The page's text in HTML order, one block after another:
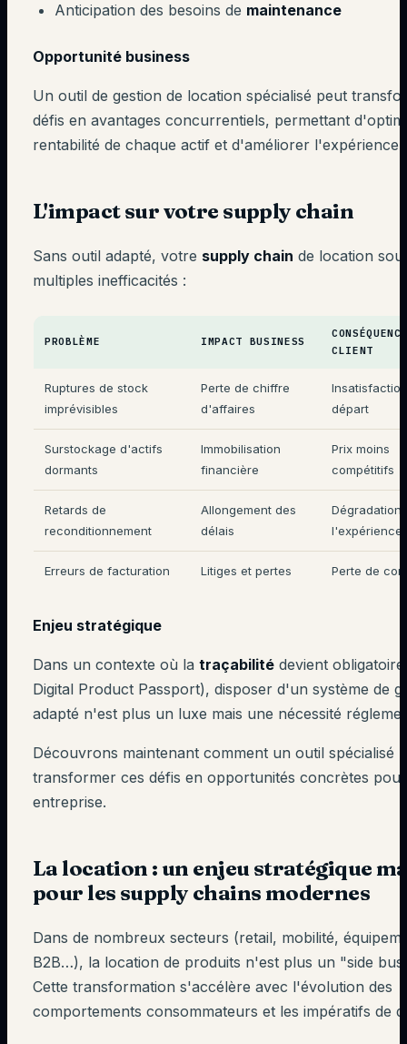
Anticipation des besoins de maintenance
Opportunité business
Un outil de gestion de location spécialisé peut
défis en avantages concurrentiels, permettant
rentabilité de chaque actif et d'améliorer l'expérience
L'impact sur votre supply chain
Sans outil adapté, votre supply chain de location
multiples inefficacités :
PROBLÈME IMPACT BUSINESS
CLIENT
Ruptures de stock
imprévisibles
Perte de chiffre
d'affaires
départ
Surstockage d'actifs
dormants
Immobilisation
financière
Prix moins
compétitifs
Retards de
reconditionnement
Allongement des
délais
Dégradation
l'expérience
Erreurs de facturation Litiges et pertes Perte de
Enjeu stratégique
Dans un contexte où la traçabilité devient
Digital Product Passport), disposer d'un système de
adapté n'est plus un luxe mais une nécessité
Découvrons maintenant comment un outil spécialisé
transformer ces défis en opportunités concrètes
entreprise.
La location : un enjeu stratégique
pour les supply chains modernes
Dans de nombreux secteurs (retail, mobilité,
B2B…), la location de produits n'est plus un "side
Cette transformation s'accélère avec l'évolution des
comportements consommateurs et les impératifs de